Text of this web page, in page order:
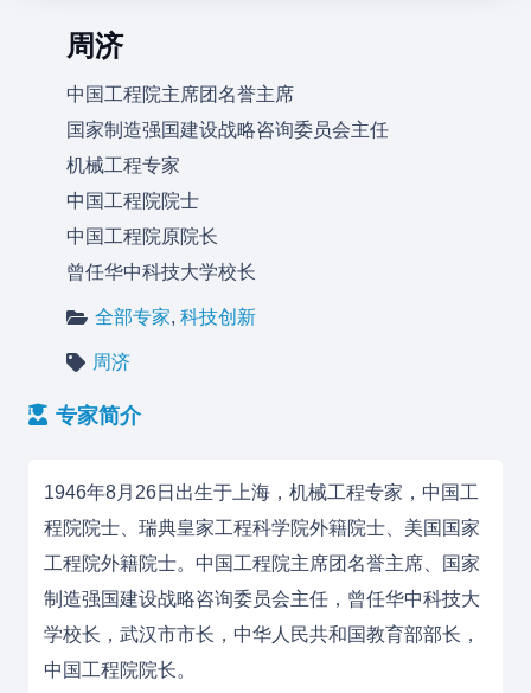
周济
中国工程院主席团名誉主席
国家制造强国建设战略咨询委员会主任
机械工程专家
中国工程院院士
中国工程院原院长
曾任华中科技大学校长
全部专家,科技创新
周济
专家简介
1946年8月26日出生于上海，机械工程专家，中国工
程院院士、瑞典皇家工程科学院外籍院士、美国国家
工程院外籍院士。中国工程院主席团名誉主席、国家
制造强国建设战略咨询委员会主任，曾任华中科技大
学校长，武汉市市长，中华人民共和国教育部部长，
中国工程院院长。